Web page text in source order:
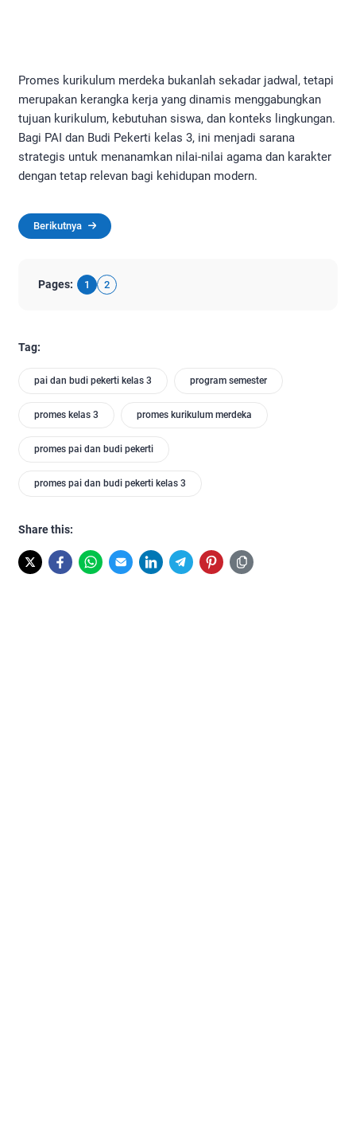
Promes kurikulum merdeka bukanlah sekadar jadwal, tetapi
merupakan kerangka kerja yang dinamis menggabungkan
tujuan kurikulum, kebutuhan siswa, dan konteks lingkungan.
Bagi PAI dan Budi Pekerti kelas 3, ini menjadi sarana
strategis untuk menanamkan nilai-nilai agama dan karakter
dengan tetap relevan bagi kehidupan modern.
Berikutnya
Pages: 1 2
Tag:
pai dan budi pekerti kelas 3 program semester
promes kelas 3 promes kurikulum merdeka
promes pai dan budi pekerti
promes pai dan budi pekerti kelas 3
Share this: